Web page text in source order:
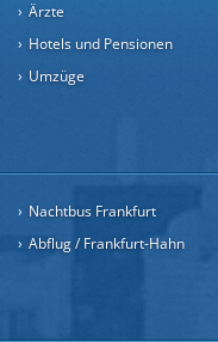
Ärzte
Hotels und Pensionen
Umzüge
Nachtbus Frankfurt
Abflug / Frankfurt-Hahn